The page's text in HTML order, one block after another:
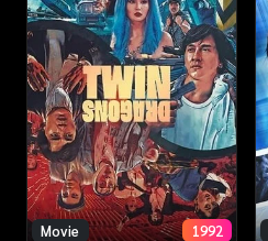
Movie 1992